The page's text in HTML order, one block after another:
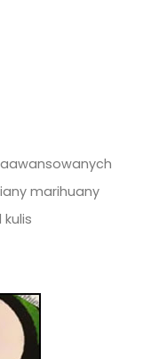
marihuany
kulis